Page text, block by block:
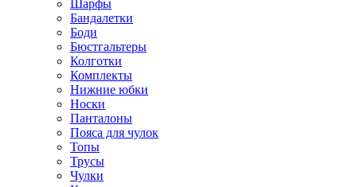
Шарфы
Бандалетки
Боди
Бюстгальтеры
Колготки
Комплекты
Нижние юбки
Носки
Панталоны
Поясa для чулок
Топы
Трусы
Чулки